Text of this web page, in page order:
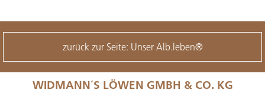
zurück zur Seite: Unser Alb.leben®
WIDMANN´S LÖWEN GMBH & CO. KG